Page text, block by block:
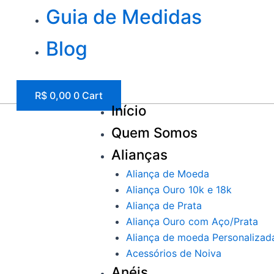
Guia de Medidas
Blog
R$0,00 0 Cart
Início
Quem Somos
Alianças
Aliança de Moeda
Aliança Ouro 10k e 18k
Aliança de Prata
Aliança Ouro com Aço/Prata
Aliança de moeda
Acessórios de Noiva